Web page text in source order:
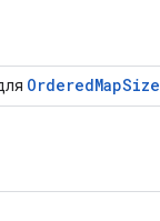
OrderedMapSize